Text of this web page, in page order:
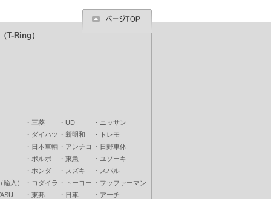
T-Ring）
・ 三菱 ・ UD ・ ニッサン
・ ダイハツ ・ 新明和 ・
トレモ
・ 日本車輌 ・ アンチコ ・ 日野車体
・ ボルボ ・ 東急 ・ ユソーキ
・ ホンダ ・ スズキ ・ スバル
輸入）
・ コダイラ ・ トーヨー ・ フッファーマン
・ 東邦 ・ 日車 ・ アーチ